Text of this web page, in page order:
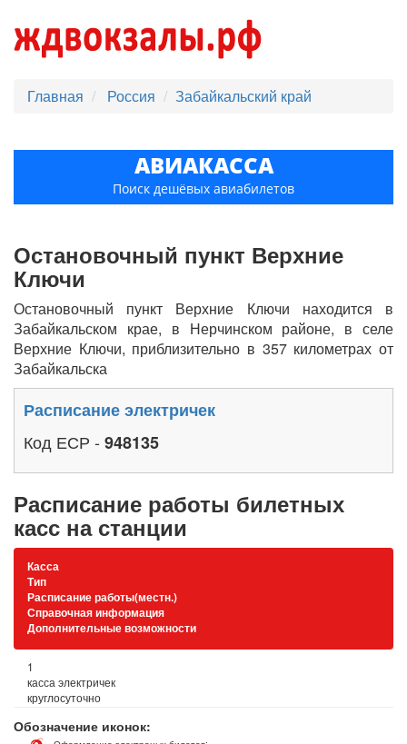
Главная Россия Забайкальский край
АВИАКАССА
Поиск дешёвых авиабилетов
Остановочный пункт Верхние
Ключи
Остановочный пункт Верхние Ключи находится в
Забайкальском крае, в Нерчинском районе, в селе
Верхние Ключи, приблизительно в 357 километрах от
Забайкальска
Расписание электричек
Код ЕСР - 948135
Расписание работы билетных
касс на станции
Касса
Тип
Расписание работы(местн.)
Справочная информация
Дополнительные возможности
1
касса электричек
круглосуточно
Обозначение иконок: